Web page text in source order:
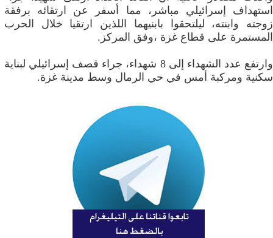
استهداف إسرائيلي مباشر، مما أسفر عن ارتقائه برفقة
زوجته وابنته، ليلتحقوا بابنيهما اللذين ارتقيا خلال الحرب
المستمرة على قطاع غزة ،وفق المركز.
وارتفع عدد الشهداء إلى 8 شهداء، جراء قصف إسرائيلي لبناية
سكنية ومركبة أمس في حي الرمال وسط مدينة غزة.